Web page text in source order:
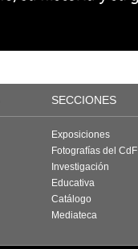
SECCIONES
Exposiciones
Fotografías del CdF
Investigación
Educativa
Catálogo
Mediateca